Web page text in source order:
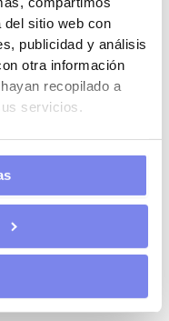
del sitio web con
publicidad y análisis
otra información
recopilado a
servicios.